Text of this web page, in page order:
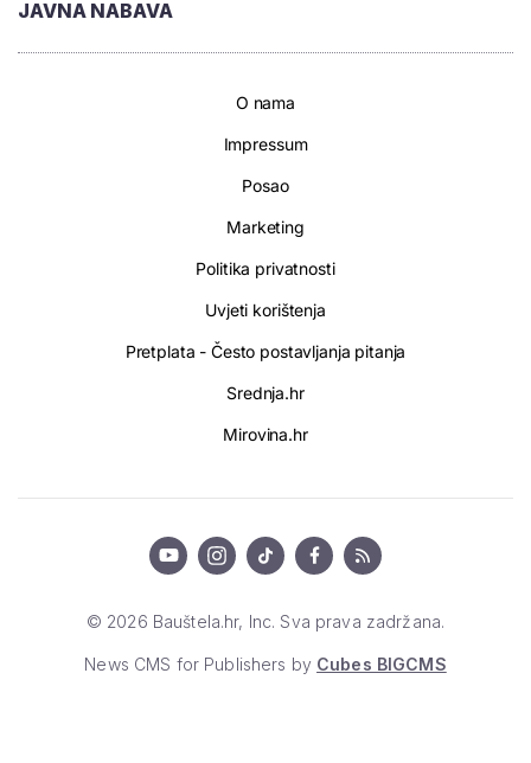
JAVNA NABAVA
O nama
Impressum
Posao
Marketing
Politika privatnosti
Uvjeti korištenja
Pretplata - Često postavljanja pitanja
Srednja.hr
Mirovina.hr
© 2026 Bauštela.hr, Inc. Sva prava zadržana.
News CMS for Publishers by Cubes BIGCMS